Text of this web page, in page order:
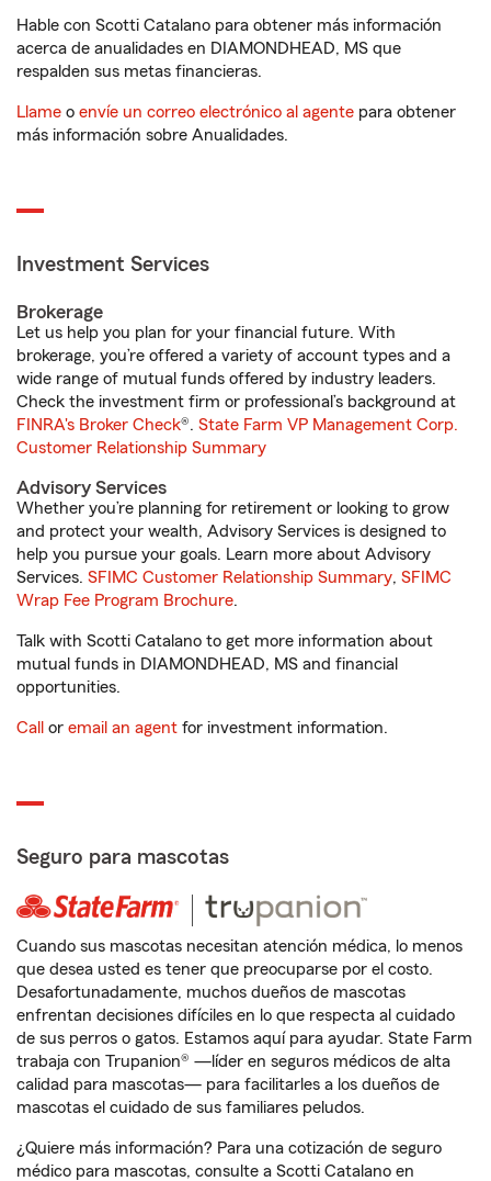
Hable con Scotti Catalano para obtener más información
acerca de anualidades en DIAMONDHEAD, MS que
respalden sus metas financieras.
Llame o envíe un correo electrónico al agente para obtener
más información sobre Anualidades.
Investment Services
Brokerage
Let us help you plan for your financial future. With
brokerage, you’re offered a variety of account types and a
wide range of mutual funds offered by industry leaders.
Check the investment firm or professional’s background at
FINRA's Broker Check®. State Farm VP Management Corp.
Customer Relationship Summary
Advisory Services
Whether you’re planning for retirement or looking to grow
and protect your wealth, Advisory Services is designed to
help you pursue your goals. Learn more about Advisory
Services. SFIMC Customer Relationship Summary, SFIMC
Wrap Fee Program Brochure.
Talk with Scotti Catalano to get more information about
mutual funds in DIAMONDHEAD, MS and financial
opportunities.
Call or email an agent for investment information.
Seguro para mascotas
Cuando sus mascotas necesitan atención médica, lo menos
que desea usted es tener que preocuparse por el costo.
Desafortunadamente, muchos dueños de mascotas
enfrentan decisiones difíciles en lo que respecta al cuidado
de sus perros o gatos. Estamos aquí para ayudar. State Farm
trabaja con Trupanion® —líder en seguros médicos de alta
calidad para mascotas— para facilitarles a los dueños de
mascotas el cuidado de sus familiares peludos.
¿Quiere más información? Para una cotización de seguro
médico para mascotas, consulte a Scotti Catalano en